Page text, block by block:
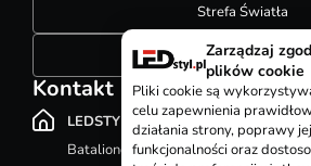
Strefa Światła
Konfigurator
Kontakt
LEDSTYL.pl
Batalionów Chłopskich 12, 94-058
Zarządzaj
plików cookie
Pliki cookie są
celu zapewnienia
działania strony, poprawy jej
funkcjonalności oraz